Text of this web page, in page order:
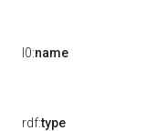
l0:name
rdf:type